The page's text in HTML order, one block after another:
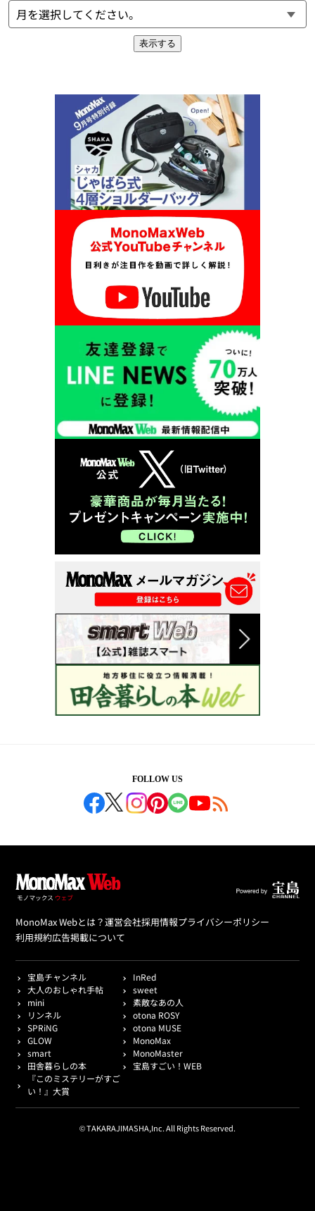
表示する
FOLLOW US
MonoMax Webとは？運営会社採用情報プライバシーポリシー
利用規約広告掲載について
宝島チャンネル
InRed
大人のおしゃれ手帖
sweet
mini
素敵なあの人
リンネル
otona ROSY
SPRiNG
otona MUSE
GLOW
MonoMax
smart
MonoMaster
田舎暮らしの本
宝島すごい！WEB
『このミステリーがすご
い！』大賞
© TAKARAJIMASHA,Inc. All Rights Reserved.